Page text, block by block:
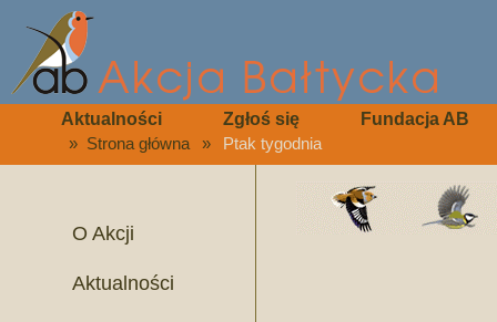
Aktualności Zgłoś się Fundacja AB
» Strona główna » Ptak tygodnia
O Akcji
Aktualności